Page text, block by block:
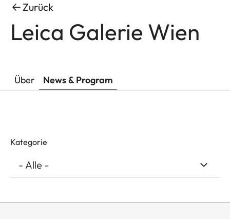
Zurück
Leica Galerie Wien
Über News & Program
Kategorie